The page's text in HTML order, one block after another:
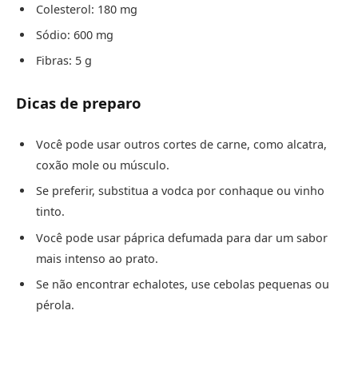
Colesterol: 180 mg
Sódio: 600 mg
Fibras: 5 g
Dicas de preparo
Você pode usar outros cortes de carne, como alcatra,
coxão mole ou músculo.
Se preferir, substitua a vodca por conhaque ou vinho
tinto.
Você pode usar páprica defumada para dar um sabor
mais intenso ao prato.
Se não encontrar echalotes, use cebolas pequenas ou
pérola.